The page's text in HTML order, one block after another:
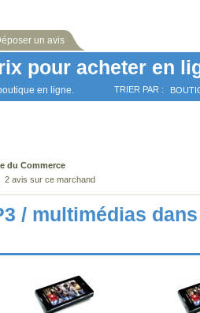
un avis
pour acheter en
en ligne. TRIER PAR :
du Commerce
2 avis sur ce marchand
/ multimédias